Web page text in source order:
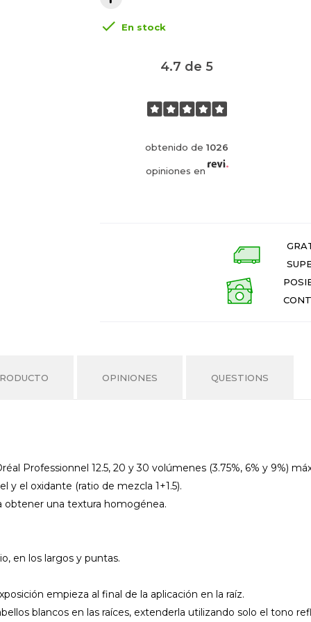
 En stock
4.7 de 5
obtenido de 1026
opiniones en
OPINIONES QUESTIONS
Professionnel 12.5, 20 y 30 volúmenes (3.75%, 6% y 9%)
y el oxidante (ratio de mezcla 1+1.5).
obtener una textura homogénea.
en los largos y puntas.
empieza al final de la aplicación en la raíz.
blancos en las raíces, extenderla utilizando solo el tono